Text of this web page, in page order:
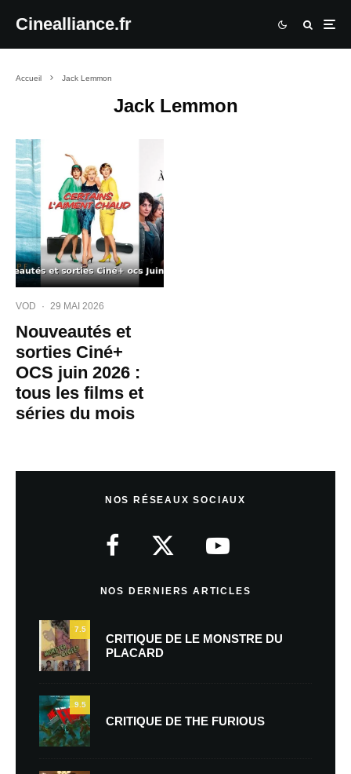
Cinealliance.fr
Accueil Jack Lemmon
Jack Lemmon
VOD · 29 MAI 2026
Nouveautés et
sorties Ciné+
OCS juin 2026 :
tous les films et
séries du mois
NOS RÉSEAUX SOCIAUX
NOS DERNIERS ARTICLES
7.5
CRITIQUE DE LE MONSTRE DU
PLACARD
9.5
CRITIQUE DE THE FURIOUS